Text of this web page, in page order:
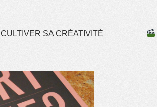
CULTIVER SA CRÉATIVITÉ